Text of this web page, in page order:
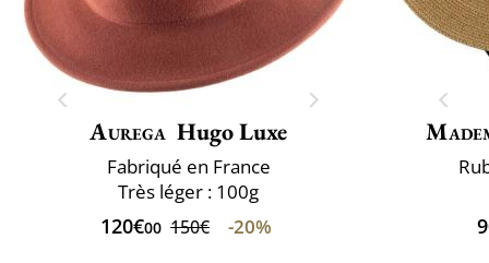
Aurega Hugo Luxe
Fabriqué en France
Très léger : 100g
120€00 150€ -20%